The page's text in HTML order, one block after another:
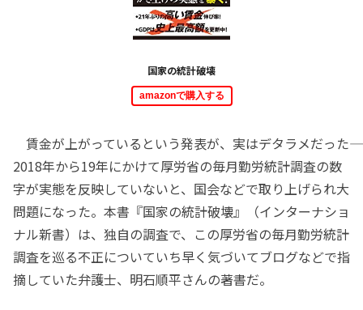
国家の統計破壊
amazonで購入する
賃金が上がっているという発表が、実はデタラメだった――
2018年から19年にかけて厚労省の毎月勤労統計調査の数
字が実態を反映していないと、国会などで取り上げられ大
問題になった。本書『国家の統計破壊』（インターナショ
ナル新書）は、独自の調査で、この厚労省の毎月勤労統計
調査を巡る不正についていち早く気づいてブログなどで指
摘していた弁護士、明石順平さんの著書だ。